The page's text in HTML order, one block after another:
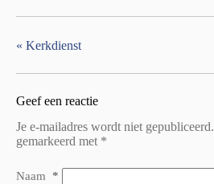
« Kerkdienst
Geef een reactie
Je e-mailadres wordt niet gepubliceerd.
gemarkeerd met *
Naam *